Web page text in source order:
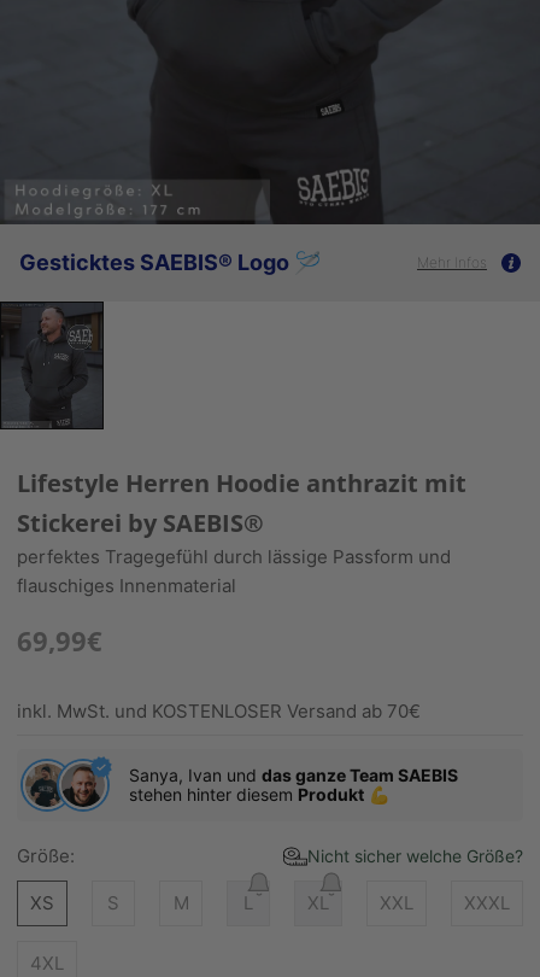
Gesticktes SAEBIS® Logo 🪡 Mehr Infos
Lifestyle Herren Hoodie anthrazit mit
Stickerei by SAEBIS®
perfektes Tragegefühl durch lässige Passform und
flauschiges Innenmaterial
69,99€
inkl. MwSt. und KOSTENLOSER Versand ab 70€
Sanya, Ivan und das ganze Team SAEBIS
stehen hinter diesem Produkt 💪
Größe: Nicht sicher welche Größe?
XS S M L XL XXL XXXL
4XL